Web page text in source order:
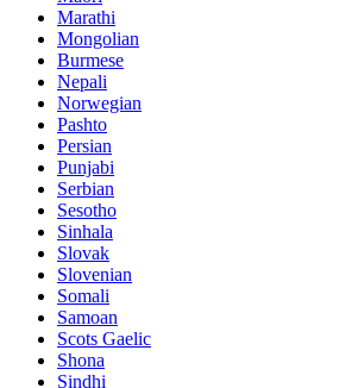
Marathi
Mongolian
Burmese
Nepali
Norwegian
Pashto
Persian
Punjabi
Serbian
Sesotho
Sinhala
Slovak
Slovenian
Somali
Samoan
Scots Gaelic
Shona
Sindhi